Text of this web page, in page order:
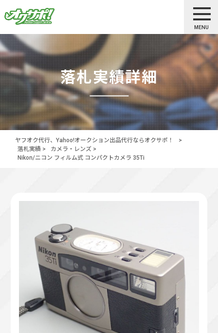
MENU
落札実績詳細
ヤフオク代行、Yahoo!オークション出品代行ならオクサポ！
>
落札実績 > カメラ・レンズ >
Nikon/ニコン フィルム式 コンパクトカメラ 35Ti